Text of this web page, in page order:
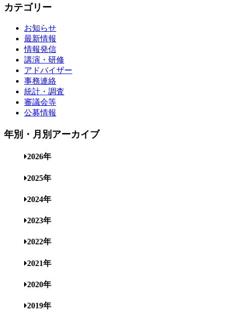
カテゴリー
お知らせ
最新情報
情報発信
講演・研修
アドバイザー
事務連絡
統計・調査
審議会等
公募情報
年別・月別アーカイブ
2026年
2025年
2024年
2023年
2022年
2021年
2020年
2019年